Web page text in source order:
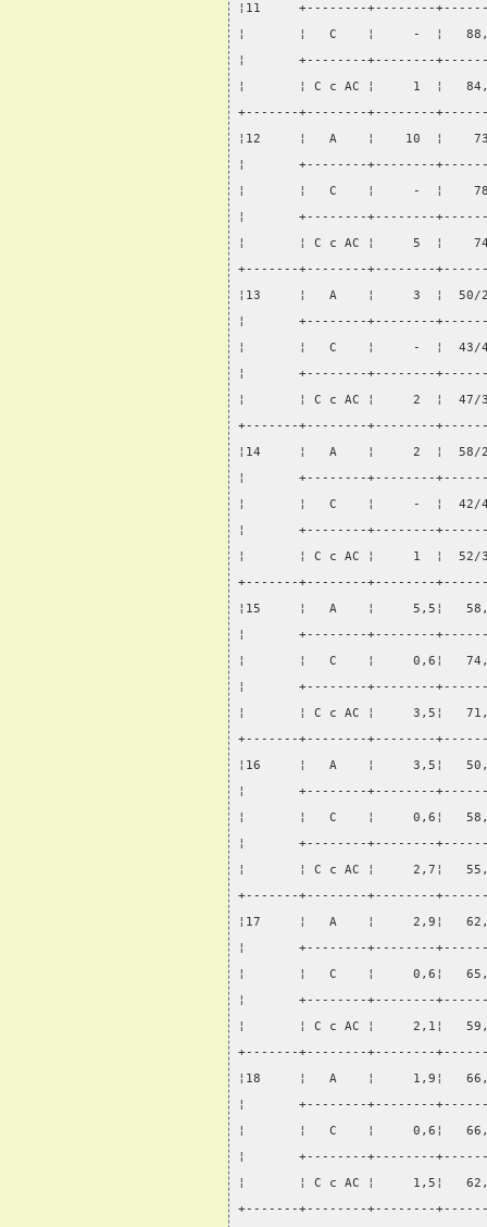
¦11     +--------+--------
¦       ¦   С    ¦     -  ¦
¦       +--------+--------
¦       ¦ С с АС ¦     1  ¦
+-------+--------+--------
¦12     ¦   А    ¦    10  ¦
¦       +--------+--------
¦       ¦   С    ¦     -  ¦
¦       +--------+--------
¦       ¦ С с АС ¦     5  ¦
+-------+--------+--------
¦13     ¦   А    ¦     3  ¦
¦       +--------+--------
¦       ¦   С    ¦     -  ¦
¦       +--------+--------
¦       ¦ С с АС ¦     2  ¦
+-------+--------+--------
¦14     ¦   А    ¦     2  ¦
¦       +--------+--------
¦       ¦   С    ¦     -  ¦
¦       +--------+--------
¦       ¦ С с АС ¦     1  ¦
+-------+--------+--------
¦15     ¦   А    ¦     5,5¦
¦       +--------+--------
¦       ¦   С    ¦     0,6¦
¦       +--------+--------
¦       ¦ С с АС ¦     3,5¦
+-------+--------+--------
¦16     ¦   А    ¦     3,5¦
¦       +--------+--------
¦       ¦   С    ¦     0,6¦
¦       +--------+--------
¦       ¦ С с АС ¦     2,7¦
+-------+--------+--------
¦17     ¦   А    ¦     2,9¦
¦       +--------+--------
¦       ¦   С    ¦     0,6¦
¦       +--------+--------
¦       ¦ С с АС ¦     2,1¦
+-------+--------+--------
¦18     ¦   А    ¦     1,9¦
¦       +--------+--------
¦       ¦   С    ¦     0,6¦
¦       +--------+--------
¦       ¦ С с АС ¦     1,5¦
+-------+--------+--------